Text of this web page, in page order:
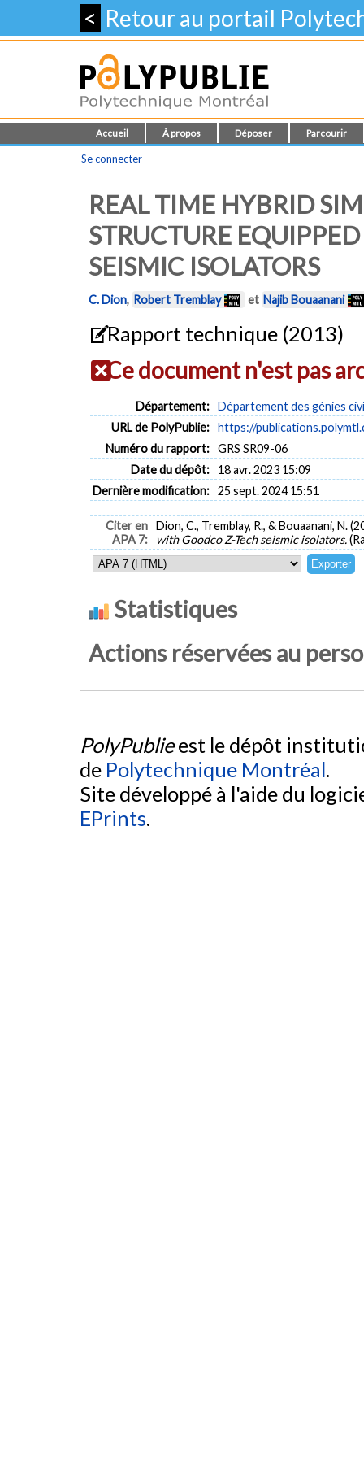
< Retour au portail
Accueil À propos Déposer Parcourir
Se connecter
REAL TIME HYBRID
STRUCTURE
SEISMIC ISOLATORS
C. Dion, Robert Tremblay et Najib Bouaanani
Rapport technique (2013)
Ce document n'est pas
Département: Département des génies
URL de PolyPublie: https://
Numéro du rapport: GRS SR09-06
Date du dépôt:
18 avr. 2023 15:09
Dernière modification: 25 sept. 2024 15:51
Citer en
APA 7:
Dion, C., Tremblay, R., & Bouaanani, N.
with Goodco Z-Tech seismic isolators.
Statistiques
Actions réservées au
PolyPublieest le dépôt
de Polytechnique Montréal.
Site développé à l'aide du
EPrints.